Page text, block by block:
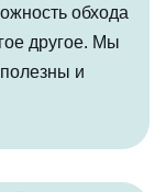
обхода
другое. Мы
и